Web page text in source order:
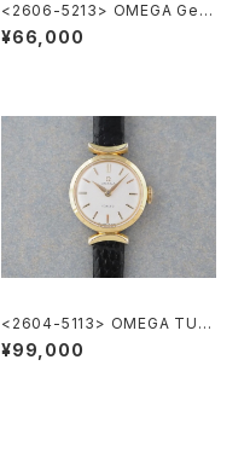
<2606-5213> OMEGA Gen
eve
¥66,000
<2604-5113> OMEGA TUR
LER
¥99,000